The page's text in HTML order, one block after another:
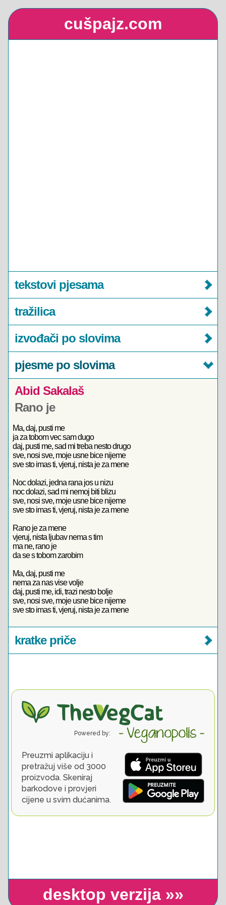
cušpajz.com
tekstovi pjesama
tražilica
izvođači po slovima
pjesme po slovima
Abid Sakalaš
Rano je
Ma, daj, pusti me
ja za tobom vec sam dugo
daj, pusti me, sad mi treba nesto drugo
sve, nosi sve, moje usne bice nijeme
sve sto imas ti, vjeruj, nista je za mene
Noc dolazi, jedna rana jos u nizu
noc dolazi, sad mi nemoj biti blizu
sve, nosi sve, moje usne bice nijeme
sve sto imas ti, vjeruj, nista je za mene
Rano je za mene
vjeruj, nista ljubav nema s tim
ma ne, rano je
da se s tobom zarobim
Ma, daj, pusti me
nema za nas vise volje
daj, pusti me, idi, trazi nesto bolje
sve, nosi sve, moje usne bice nijeme
sve sto imas ti, vjeruj, nista je za mene
kratke priče
desktop verzija »»